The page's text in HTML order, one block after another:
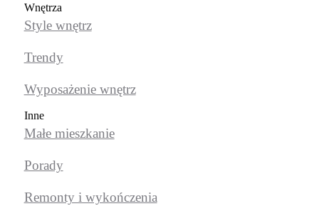
Wnętrza
Style wnętrz
Trendy
Wyposażenie wnętrz
Inne
Małe mieszkanie
Porady
Remonty i wykończenia